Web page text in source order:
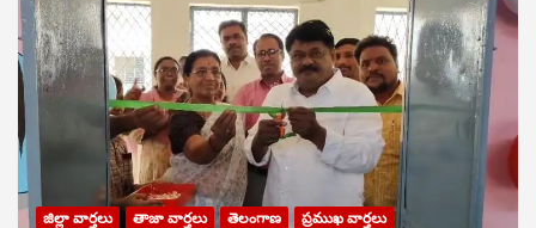
జిల్లా వార్తలు తాజా వార్తలు తెలంగాణ
ప్రముఖ వార్తలు